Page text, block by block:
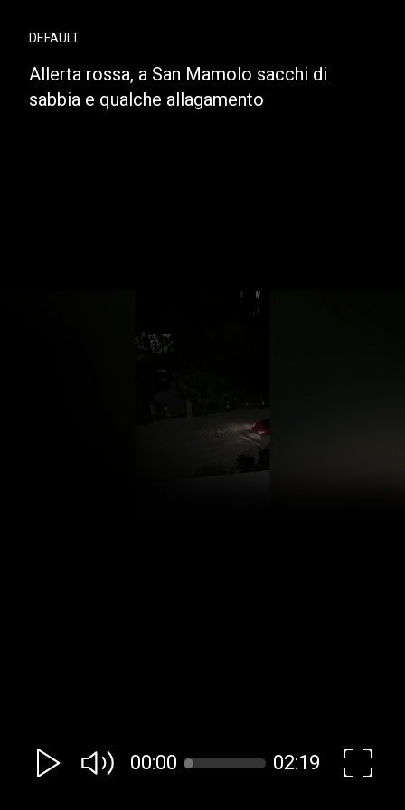
DEFAULT
Allerta rossa, a San Mamolo sacchi di
sabbia e qualche allagamento
00:00 02:19